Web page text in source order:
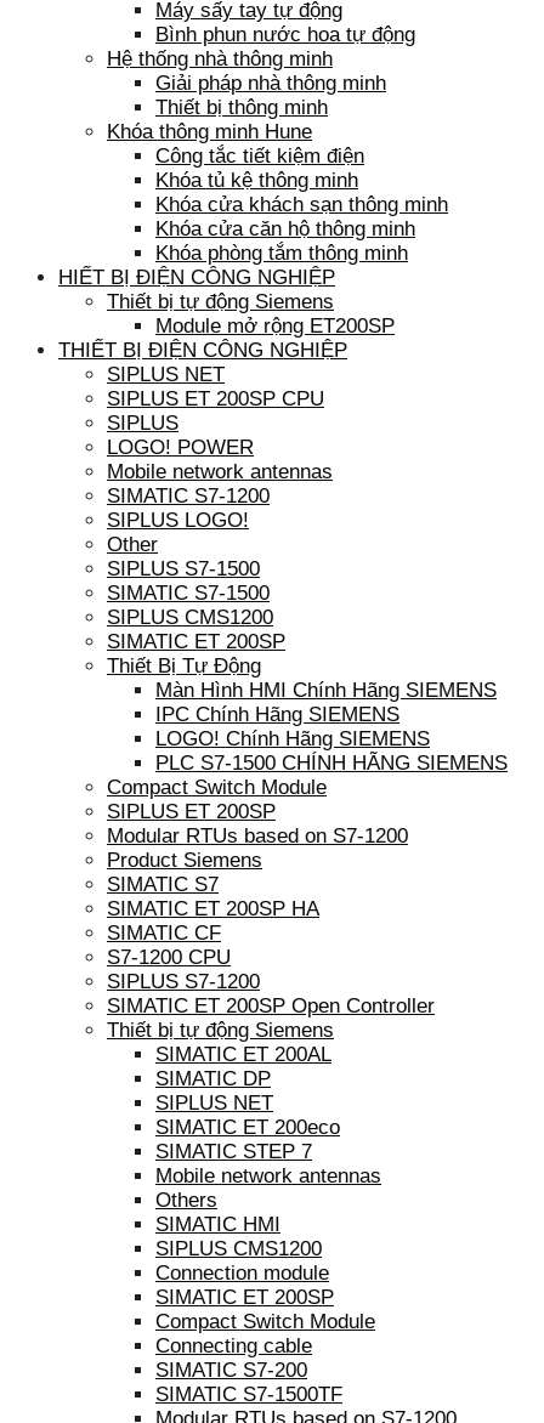
Máy sấy tay tự động
Bình phun nước hoa tự động
Hệ thống nhà thông minh
Giải pháp nhà thông minh
Thiết bị thông minh
Khóa thông minh Hune
Công tắc tiết kiệm điện
Khóa tủ kệ thông minh
Khóa cửa khách sạn thông minh
Khóa cửa căn hộ thông minh
Khóa phòng tắm thông minh
HIẾT BỊ ĐIỆN CÔNG NGHIỆP
Thiết bị tự động Siemens
Module mở rộng ET200SP
THIẾT BỊ ĐIỆN CÔNG NGHIỆP
SIPLUS NET
SIPLUS ET 200SP CPU
SIPLUS
LOGO! POWER
Mobile network antennas
SIMATIC S7-1200
SIPLUS LOGO!
Other
SIPLUS S7-1500
SIMATIC S7-1500
SIPLUS CMS1200
SIMATIC ET 200SP
Thiết Bị Tự Động
Màn Hình HMI Chính Hãng SIEMENS
IPC Chính Hãng SIEMENS
LOGO! Chính Hãng SIEMENS
PLC S7-1500 CHÍNH HÃNG SIEMENS
Compact Switch Module
SIPLUS ET 200SP
Modular RTUs based on S7-1200
Product Siemens
SIMATIC S7
SIMATIC ET 200SP HA
SIMATIC CF
S7-1200 CPU
SIPLUS S7-1200
SIMATIC ET 200SP Open Controller
Thiết bị tự động Siemens
SIMATIC ET 200AL
SIMATIC DP
SIPLUS NET
SIMATIC ET 200eco
SIMATIC STEP 7
Mobile network antennas
Others
SIMATIC HMI
SIPLUS CMS1200
Connection module
SIMATIC ET 200SP
Compact Switch Module
Connecting cable
SIMATIC S7-200
SIMATIC S7-1500TF